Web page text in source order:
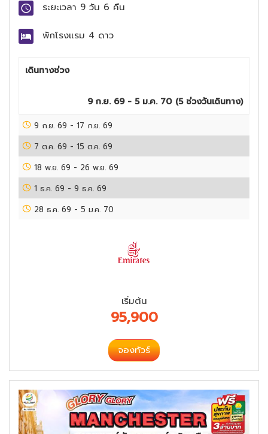
ระยะเวลา 9 วัน 6 คืน
พักโรงแรม 4 ดาว
เดินทางช่วง
9 ก.ย. 69 - 5 ม.ค. 70 (5ช่วงวันเดินทาง)
9 ก.ย. 69 - 17 ก.ย. 69
7 ต.ค. 69 - 15 ต.ค. 69
18 พ.ย. 69 - 26 พ.ย. 69
1 ธ.ค. 69 - 9 ธ.ค. 69
28 ธ.ค. 69 - 5 ม.ค. 70
เริ่มต้น
95,900
จองทัวร์